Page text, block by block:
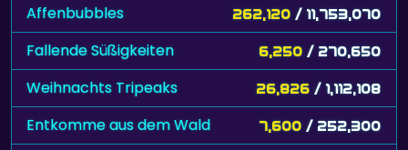
Affenbubbles 262,120 / 11,753,070
Fallende Süßigkeiten 6,250 / 270,650
Weihnachts Tripeaks 26,826 / 1,112,108
Entkomme aus dem Wald 7,600 / 252,300